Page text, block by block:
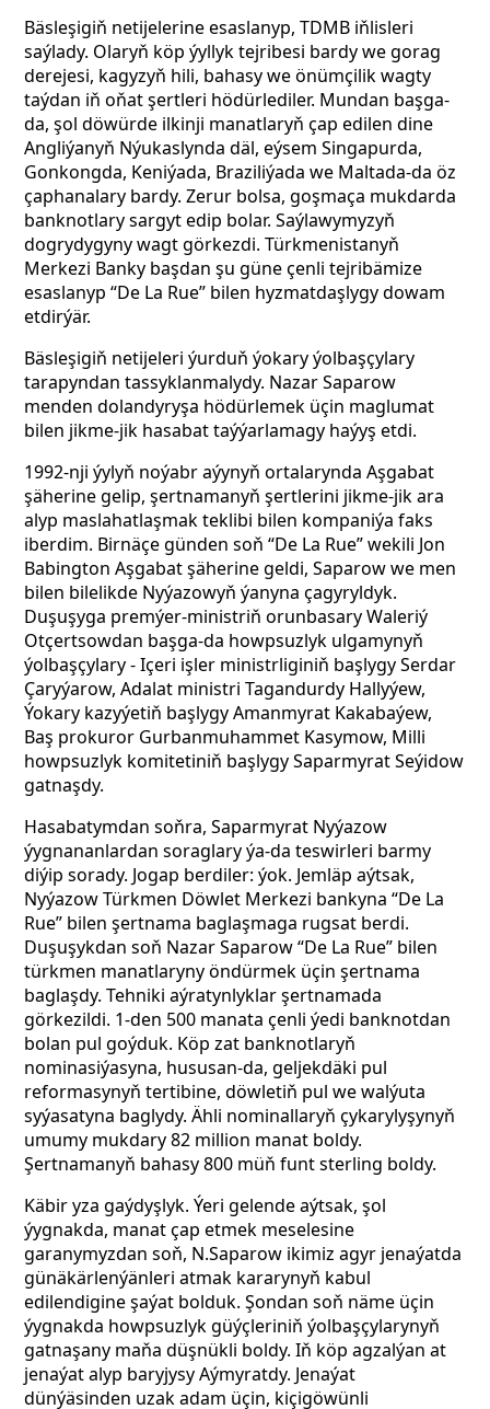
Bäsleşigiň netijelerine esaslanyp, TDMB iňlisleri
saýlady. Olaryň köp ýyllyk tejribesi bardy we gorag
derejesi, kagyzyň hili, bahasy we önümçilik wagty
taýdan iň oňat şertleri hödürlediler. Mundan başga-
da, şol döwürde ilkinji manatlaryň çap edilen dine
Angliýanyň Nýukaslynda däl, eýsem Singapurda,
Gonkongda, Keniýada, Braziliýada we Maltada-da öz
çaphanalary bardy. Zerur bolsa, goşmaça mukdarda
banknotlary sargyt edip bolar. Saýlawymyzyň
dogrydygyny wagt görkezdi. Türkmenistanyň
Merkezi Banky başdan şu güne çenli tejribämize
esaslanyp “De La Rue” bilen hyzmatdaşlygy dowam
etdirýär.
Bäsleşigiň netijeleri ýurduň ýokary ýolbaşçylary
tarapyndan tassyklanmalydy. Nazar Saparow
menden dolandyryşa hödürlemek üçin maglumat
bilen jikme-jik hasabat taýýarlamagy haýyş etdi.
1992-nji ýylyň noýabr aýynyň ortalarynda Aşgabat
şäherine gelip, şertnamanyň şertlerini jikme-jik ara
alyp maslahatlaşmak teklibi bilen kompaniýa faks
iberdim. Birnäçe günden soň “De La Rue” wekili Jon
Babington Aşgabat şäherine geldi, Saparow we men
bilen bilelikde Nyýazowyň ýanyna çagyryldyk.
Duşuşyga premýer-ministriň orunbasary Waleriý
Otçertsowdan başga-da howpsuzlyk ulgamynyň
ýolbaşçylary - Içeri işler ministrliginiň başlygy Serdar
Çaryýarow, Adalat ministri Tagandurdy Hallyýew,
Ýokary kazyýetiň başlygy Amanmyrat Kakabaýew,
Baş prokuror Gurbanmuhammet Kasymow, Milli
howpsuzlyk komitetiniň başlygy Saparmyrat Seýidow
gatnaşdy.
Hasabatymdan soňra, Saparmyrat Nyýazow
ýygnananlardan soraglary ýa-da teswirleri barmy
diýip sorady. Jogap berdiler: ýok. Jemläp aýtsak,
Nyýazow Türkmen Döwlet Merkezi bankyna “De La
Rue” bilen şertnama baglaşmaga rugsat berdi.
Duşuşykdan soň Nazar Saparow “De La Rue” bilen
türkmen manatlaryny öndürmek üçin şertnama
baglaşdy. Tehniki aýratynlyklar şertnamada
görkezildi. 1-den 500 manata çenli ýedi banknotdan
bolan pul goýduk. Köp zat banknotlaryň
nominasiýasyna, hususan-da, geljekdäki pul
reformasynyň tertibine, döwletiň pul we walýuta
syýasatyna baglydy. Ähli nominallaryň çykarylyşynyň
umumy mukdary 82 million manat boldy.
Şertnamanyň bahasy 800 müň funt sterling boldy.
Käbir yza gaýdyşlyk. Ýeri gelende aýtsak, şol
ýygnakda, manat çap etmek meselesine
garanymyzdan soň, N.Saparow ikimiz agyr jenaýatda
günäkärlenýänleri atmak kararynyň kabul
edilendigine şaýat bolduk. Şondan soň näme üçin
ýygnakda howpsuzlyk güýçleriniň ýolbaşçylarynyň
gatnaşany maňa düşnükli boldy. Iň köp agzalýan at
jenaýat alyp baryjysy Aýmyratdy. Jenaýat
dünýäsinden uzak adam üçin, kiçigöwünli